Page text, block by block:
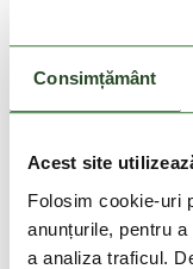
Consimțământ
Acest site
Folosim cookie-uri
anunțurile, pentru
a analiza traficul.
-20%
TBS
599 Lei 479
42 43